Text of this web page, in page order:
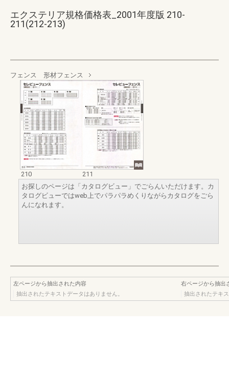
エクステリア規格価格表_2001年度版 210-
211(212-213)
フェンス 形材フェンス
210
211
お探しのページは「カタログビュー」でごらんいただけます。カ
タログビューではweb上でパラパラめくりながらカタログをごら
んになれます。
左ページから抽出された内容
抽出されたテキストデータはありません。
右ページから抽出
抽出されたテキ